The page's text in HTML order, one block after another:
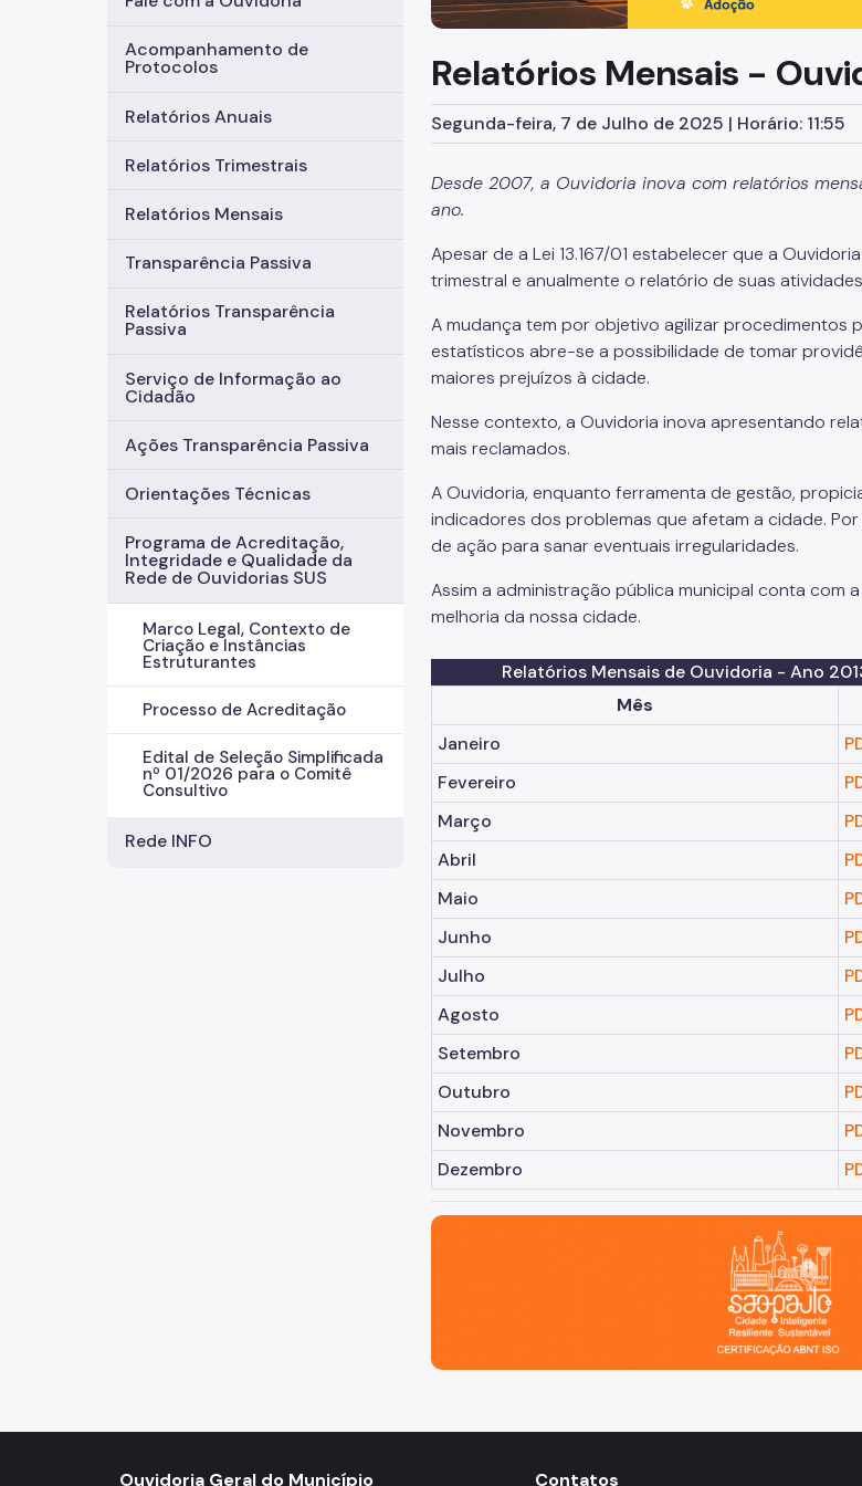
Acompanhamento de
Protocolos
Relatórios Anuais
Relatórios Trimestrais
Relatórios Mensais
Transparência Passiva
Relatórios Transparência
Passiva
Serviço de Informação ao
Cidadão
Ações Transparência Passiva
Orientações Técnicas
Programa de Acreditação,
Integridade e Qualidade da
Rede de Ouvidorias SUS
Marco Legal, Contexto de
Criação e Instâncias
Estruturantes
Processo de Acreditação
Edital de Seleção Simplificada
nº 01/2026 para o Comitê
Consultivo
Rede INFO
Relatórios Mensais -
Segunda-feira, 7 de Julho de 2025 | Horário: 11:55
Desde 2007, a Ouvidoria inova com relatórios
ano.
Apesar de a Lei 13.167/01 estabelecer que a
trimestral e anualmente o relatório de suas
A mudança tem por objetivo agilizar procedimentos
estatísticos abre-se a possibilidade de tomar
maiores prejuízos à cidade.
Nesse contexto, a Ouvidoria inova apresentando
mais reclamados.
A Ouvidoria, enquanto ferramenta de gestão,
indicadores dos problemas que afetam a cidade.
de ação para sanar eventuais irregularidades.
Assim a administração pública municipal conta
melhoria da nossa cidade.
Relatórios Mensais de Ouvidoria - Ano
Mês
Janeiro
Fevereiro
Março
Abril
Maio
Junho
Julho
Agosto
Setembro
Outubro
Novembro
Dezembro
São Paulo, cidade inteligente, resiliente e
Ouvidoria Geral do Município Contatos